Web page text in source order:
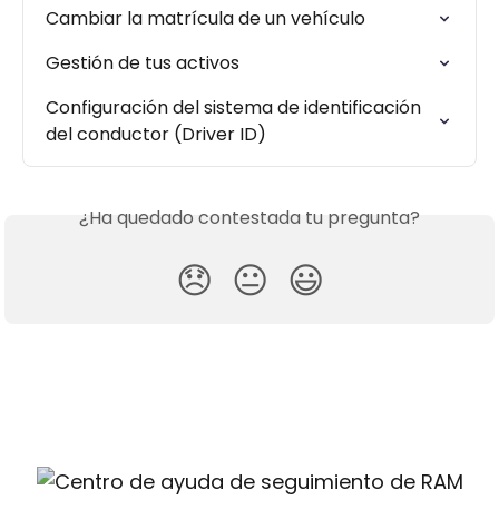
Cambiar la matrícula de un vehículo
Gestión de tus activos
Configuración del sistema de identificación
del conductor (Driver ID)
¿Ha quedado contestada tu pregunta?
😞 😐 😃